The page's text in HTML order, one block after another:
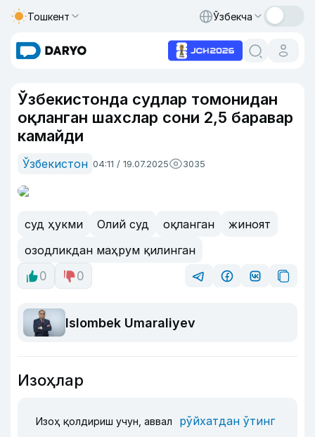
Тошкент Ўзбекча
Ўзбекистонда судлар томонидан
оқланган шахслар сони 2,5 баравар
камайди
Ўзбекистон 04:11 / 19.07.2025 3035
суд ҳукми Олий суд оқланган
жиноят
озодликдан маҳрум қилинган
0
0
Islombek Umaraliyev
Изоҳлар
Изоҳ қолдириш учун, аввал рўйхатдан ўтинг